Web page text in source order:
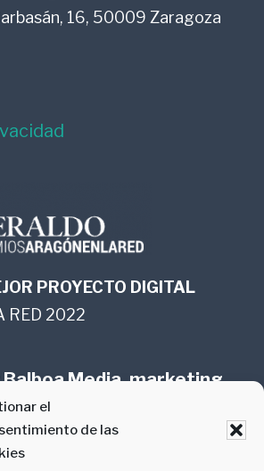
el
de las
16, 50009 Zaragoza
PROYECTO DIGITAL
RED 2022
Balboa Media, marketing